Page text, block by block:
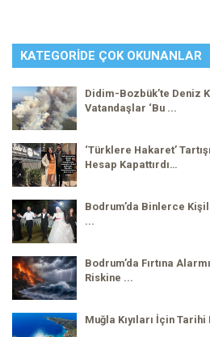
KATEGORIDE ÇOK OKUNANLAR
Didim-Bozbük’te Deniz
Vatandaşlar ‘Bu ...
‘Türklere Hakaret’
Hesap Kapattırdı…
Bodrum’da Binlerce
...
Bodrum’da Fırtına
Riskine ...
Muğla Kıyıları İçin